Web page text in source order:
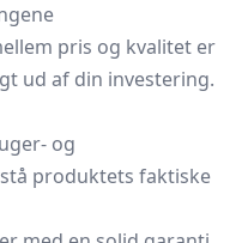
pris og kvalitet er
ud af din investering.
og
produktets faktiske